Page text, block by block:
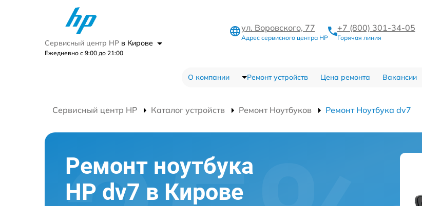
Сервисный центр HP в Кирове
Ежедневно с 9:00 до 21:00
ул. Воровского, 77
Адрес сервисного центра HP
+7 (800) 301-34-05
Горячая линия
О компании Ремонт устройств Цена ремонта Вакансии
Сервисный центр HP Каталог устройств Ремонт Ноутбуков Ремонт Ноутбука dv7
Ремонт ноутбука
HP dv7 в Кирове